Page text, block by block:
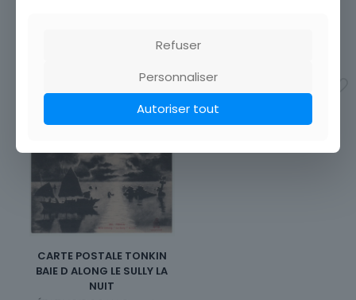
Ajouter au panier
CARTE POSTALE TONKIN
BAIE D ALONG LE SULLY LA
NUIT
Refuser
Personnaliser
Autoriser tout